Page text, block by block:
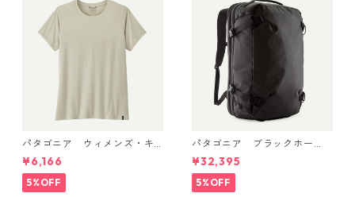
パタゴニア ウィメンズ・キ
ャプリーン・クール・デイリ
ー・シャツ Dyno White 4522
6
¥6,166
5%OFF
パタゴニア ブラックホー
ル・MLC 45L Black w/Black
49307 日本正規品
¥32,395
5%OFF